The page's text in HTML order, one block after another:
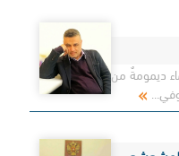
ديمومةٌ من